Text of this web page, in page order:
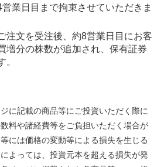
業日目まで拘束させていただきま
注文を受注後、約8営業日目にお客
増分の株数が追加され、保有証券
。
に記載の商品等にご投資いただく際に
料や諸経費等をご負担いただく場合が
には価格の変動等による損失を生じる
よっては、投資元本を超える損失が発